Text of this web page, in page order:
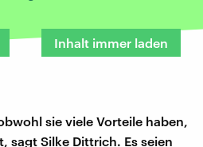
Inhalt immer laden
sie viele Vorteile haben,
sagt Silke Dittrich. Es seien